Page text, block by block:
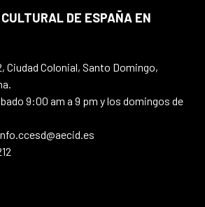
DE ESPAÑA EN
Ciudad Colonial, Santo Domingo,
9:00 am a 9 pm y los domingos de